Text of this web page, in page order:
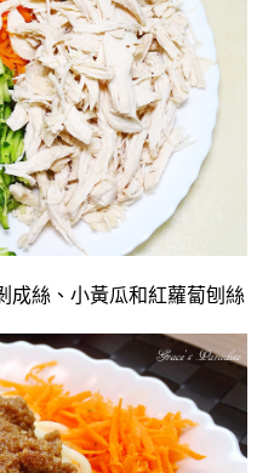
成絲、小黃瓜和紅蘿蔔刨絲